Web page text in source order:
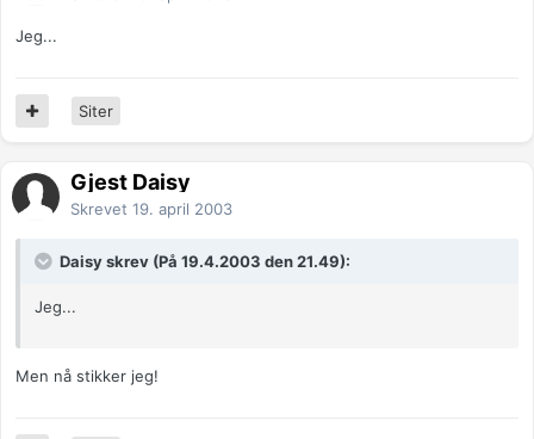
Jeg...
Siter
Gjest Daisy
Skrevet 19. april 2003
Daisy skrev (På 19.4.2003 den 21.49):
Jeg...
Men nå stikker jeg!